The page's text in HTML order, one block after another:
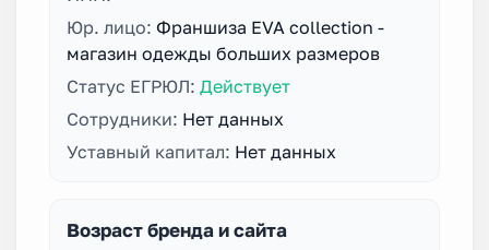
Юр. лицо: Франшиза EVA collection -
магазин одежды больших размеров
Статус ЕГРЮЛ: Действует
Сотрудники: Нет данных
Уставный капитал: Нет данных
Возраст бренда и сайта